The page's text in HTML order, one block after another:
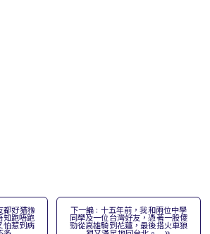
都好猶䂊
知跑唔跑
怕惹到病
下一編 : 十五年前，我和兩位中學
同學及一位台灣好友，憑著一股傻
勁從高雄騎到花蓮，最後搭火車狼